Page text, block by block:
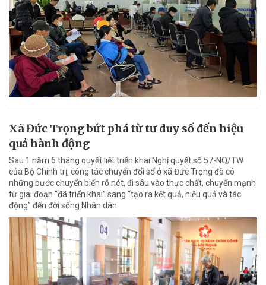
Xã Đức Trọng bứt phá từ tư duy số đến hiệu
quả hành động
Sau 1 năm 6 tháng quyết liệt triển khai Nghị quyết số 57-NQ/TW
của Bộ Chính trị, công tác chuyển đổi số ở xã Đức Trọng đã có
những bước chuyển biến rõ nét, đi sâu vào thực chất, chuyển mạnh
từ giai đoạn “đã triển khai” sang “tạo ra kết quả, hiệu quả và tác
động” đến đời sống Nhân dân.